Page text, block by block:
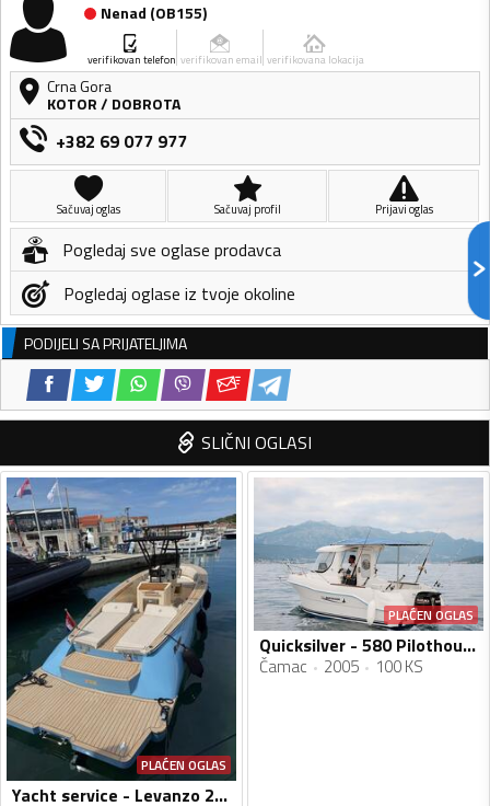
Nenad (OB155)
verifikovan telefon verifikovan email verifikovana lokacija
Crna Gora
KOTOR/ DOBROTA
+382 69 077 977
Sačuvaj oglas Sačuvaj profil Prijavi oglas
Pogledaj sve oglase prodavca
Pogledaj oglase iz tvoje okoline
PODIJELI SA PRIJATELJIMA
SLIČNI OGLASI
PLAĆEN OGLAS
Yacht service - Levanzo 28 inboard - Lilybaeum yacht
PLAĆEN OGLAS
Quicksilver - 580 Pilothouse
Čamac 2005 100 KS